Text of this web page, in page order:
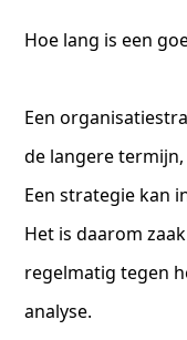
Hoe lang is een
Een
de langere
Een strategie kan
Het is daarom
regelmatig tegen
analyse.